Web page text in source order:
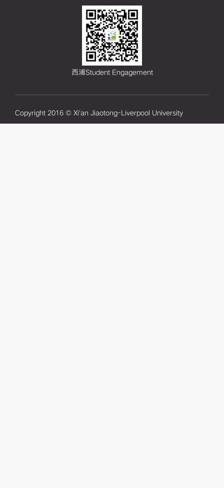
西浦Student Engagement
Copyright 2016 © Xi'an Jiaotong-Liverpool University